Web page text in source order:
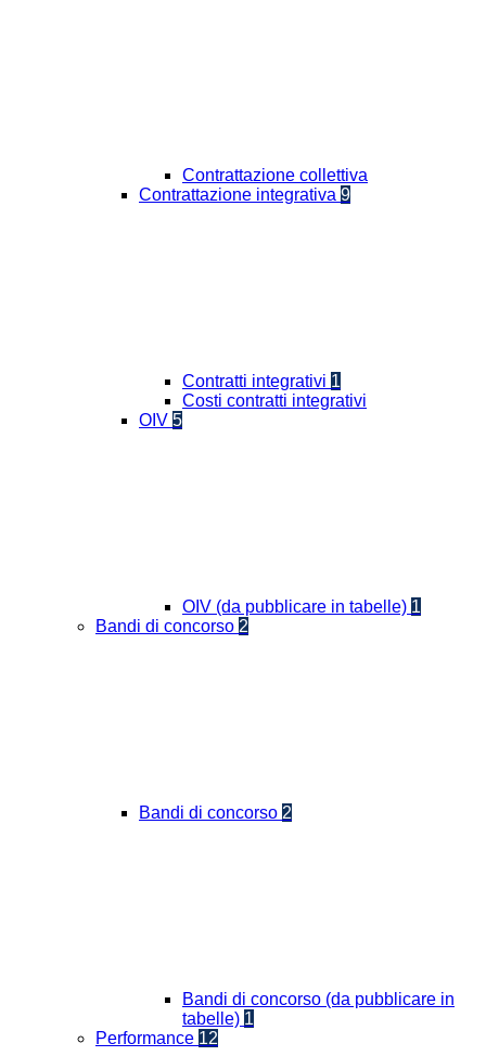
Contrattazione collettiva
Contrattazione integrativa 9
Contratti integrativi 1
Costi contratti integrativi
OIV 5
OIV (da pubblicare in tabelle) 1
Bandi di concorso 2
Bandi di concorso 2
Bandi di concorso (da pubblicare in
tabelle) 1
Performance 12